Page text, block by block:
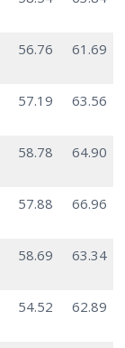
56.76 61.69
57.19 63.56
58.78 64.90
57.88 66.96
58.69 63.34
54.52 62.89